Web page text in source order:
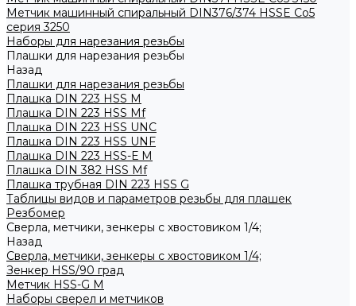
Метчик машинный спиральный DIN376/374 HSSE Co5
серия 3250
Наборы для нарезания резьбы
Плашки для нарезания резьбы
Назад
Плашки для нарезания резьбы
Плашка DIN 223 HSS M
Плашка DIN 223 HSS Mf
Плашка DIN 223 HSS UNC
Плашка DIN 223 HSS UNF
Плашка DIN 223 HSS-Е M
Плашка DIN 382 HSS Mf
Плашка трубная DIN 223 HSS G
Таблицы видов и параметров резьбы для плашек
Резбомер
Сверла, метчики, зенкеры с хвостовиком 1/4;
Назад
Сверла, метчики, зенкеры с хвостовиком 1/4;
Зенкер HSS/90 град
Метчик HSS-G М
Наборы сверел и метчиков